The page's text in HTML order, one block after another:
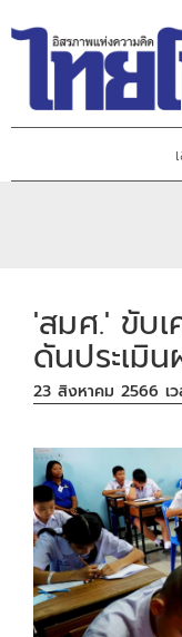
'สมศ.' ขับ
ดันประเมิ
23 สิงหาคม 2566 เว